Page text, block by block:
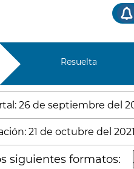
Resuelta
26 de septiembre del
21 de octubre del 2021
siguientes formatos: